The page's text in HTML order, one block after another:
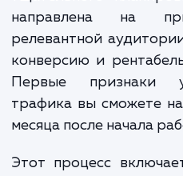
целевой трафик. Это
в вашем
Вместе, эти два
оплаты, позволяющую вам
фокусироваться на
ЗАКАЗАТЬ УСЛУГИ